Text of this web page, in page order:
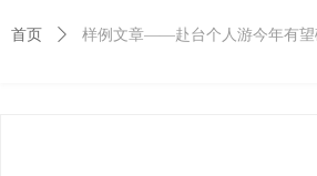
首页 ꄲ 样例文章——赴台个人游今年有望